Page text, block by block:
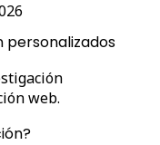
personalizados
web.